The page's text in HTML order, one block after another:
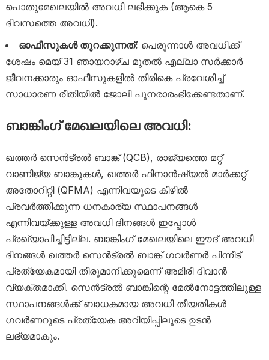
പൊതുമേഖലയിൽ അവധി ലഭിക്കുക (ആകെ 5
ദിവസത്തെ അവധി).
ഓഫീസുകൾ തുറക്കുന്നത്: പെരുന്നാൾ അവധിക്ക്
ശേഷം മെയ് 31 ഞായറാഴ്ച മുതൽ എല്ലാ സർക്കാർ
ജീവനക്കാരും ഓഫീസുകളിൽ തിരികെ പ്രവേശിച്ച്
സാധാരണ രീതിയിൽ ജോലി പുനരാരംഭിക്കേണ്ടതാണ്.
ബാങ്കിംഗ് മേഖലയിലെ അവധി:
ഖത്തർ സെൻട്രൽ ബാങ്ക് (QCB), രാജ്യത്തെ മറ്റ്
വാണിജ്യ ബാങ്കുകൾ, ഖത്തർ ഫിനാൻഷ്യൽ മാർക്കറ്റ്
അതോറിറ്റി (QFMA) എന്നിവയുടെ കീഴിൽ
പ്രവർത്തിക്കുന്ന ധനകാര്യ സ്ഥാപനങ്ങൾ
എന്നിവയ്ക്കുള്ള അവധി ദിനങ്ങൾ ഇപ്പോൾ
പ്രഖ്യാപിച്ചിട്ടില്ല. ബാങ്കിംഗ് മേഖലയിലെ ഈദ് അവധി
ദിനങ്ങൾ ഖത്തർ സെൻട്രൽ ബാങ്ക് ഗവർണർ പിന്നീട്
പ്രത്യേകമായി തീരുമാനിക്കുമെന്ന് അമിരി ദിവാൻ
വ്യക്തമാക്കി. സെൻട്രൽ ബാങ്കിന്റെ മേൽനോട്ടത്തിലുള്ള
സ്ഥാപനങ്ങൾക്ക് ബാധകമായ അവധി തീയതികൾ
ഗവർണറുടെ പ്രത്യേക അറിയിപ്പിലൂടെ ഉടൻ
ലഭ്യമാകും.